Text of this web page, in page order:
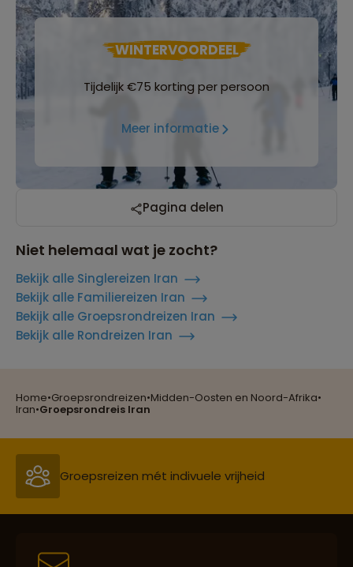
Home•Groepsrondreizen•Midden-Oosten en Noord-Afrika•
Iran•Groepsrondreis Iran
WINTERVOORDEEL
Tijdelijk €75 korting per persoon
Meer informatie
Pagina delen
Niet helemaal wat je zocht?
Bekijk alle Singlereizen Iran
Bekijk alle Familiereizen Iran
Bekijk alle Groepsrondreizen Iran
Bekijk alle Rondreizen Iran
Reizen met oog voor mens, cultuur en milieu
Groepsreizen mét indivuele vrijheid
Persoonlijk en deskundig reisadvies